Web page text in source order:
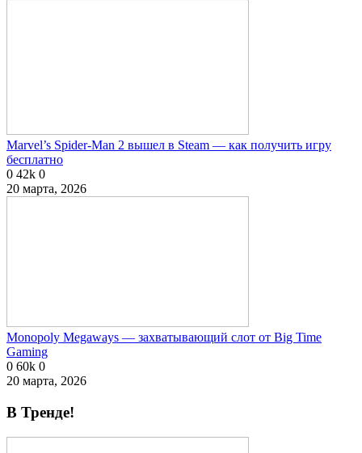
Marvel’s Spider-Man 2 вышел в Steam — как получить игру
бесплатно
0 42k 0
20 марта, 2026
Monopoly Megaways — захватывающий слот от Big Time
Gaming
0 60k 0
20 марта, 2026
В Тренде!